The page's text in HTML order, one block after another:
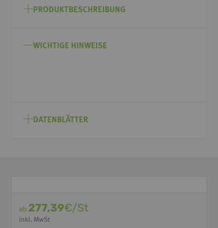
Anfang
springen
PRODUKTBESCHREIBUNG
WICHTIGE HINWEISE
DATENBLÄTTER
ab 277,39€/St
inkl. MwSt